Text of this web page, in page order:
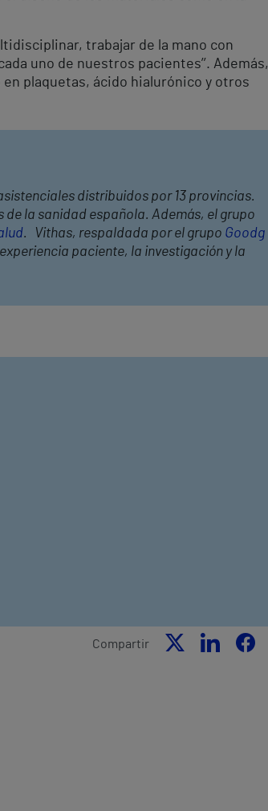
trabajar de la mano con
uno de nuestros pacientes’’. Además,
plaquetas, ácido hialurónico y otros
distribuidos por 13 provincias.
la sanidad española. Además, el grupo
. Vithas, respaldada por el grupo Goodg
paciente, la investigación y la
Compartir